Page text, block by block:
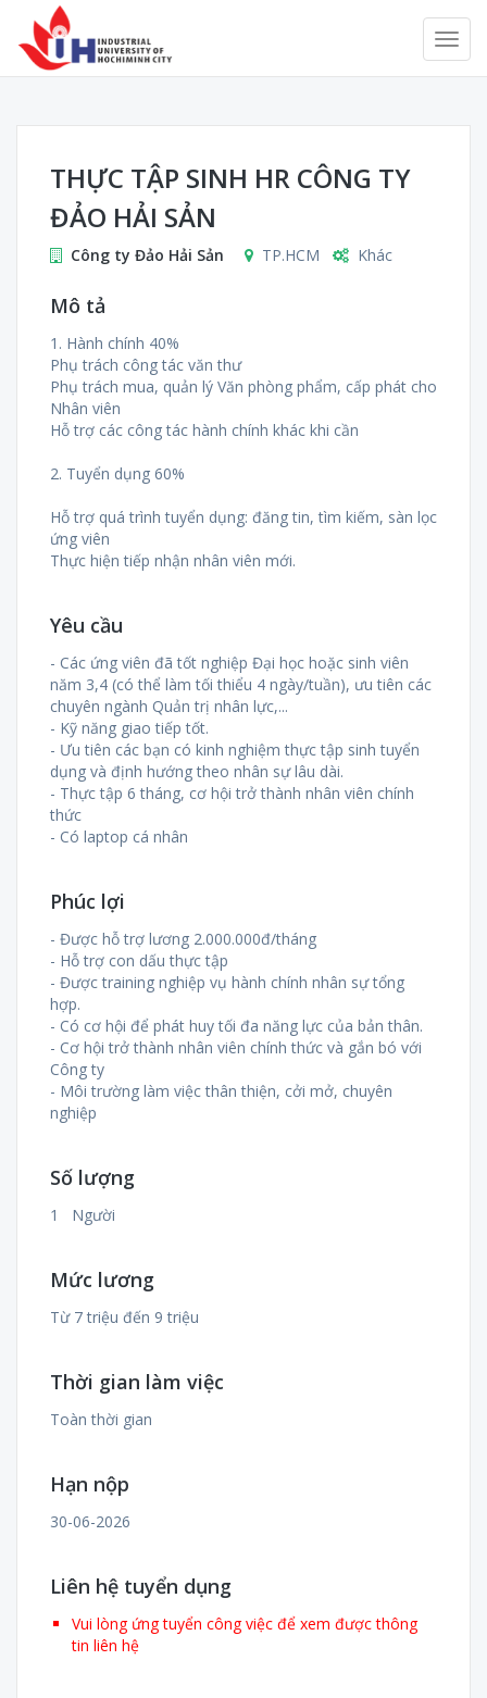
THỰC TẬP SINH HR CÔNG TY
ĐẢO HẢI SẢN
Công ty Đảo Hải Sản TP.HCM Khác
Mô tả
1. Hành chính 40%
Phụ trách công tác văn thư
Phụ trách mua, quản lý Văn phòng phẩm, cấp phát cho
Nhân viên
Hỗ trợ các công tác hành chính khác khi cần
2. Tuyển dụng 60%
Hỗ trợ quá trình tuyển dụng: đăng tin, tìm kiếm, sàn lọc
ứng viên
Thực hiện tiếp nhận nhân viên mới.
Yêu cầu
- Các ứng viên đã tốt nghiệp Đại học hoặc sinh viên
năm 3,4 (có thể làm tối thiểu 4 ngày/tuần), ưu tiên các
chuyên ngành Quản trị nhân lực,...
- Kỹ năng giao tiếp tốt.
- Ưu tiên các bạn có kinh nghiệm thực tập sinh tuyển
dụng và định hướng theo nhân sự lâu dài.
- Thực tập 6 tháng, cơ hội trở thành nhân viên chính
thức
- Có laptop cá nhân
Phúc lợi
- Được hỗ trợ lương 2.000.000đ/tháng
- Hỗ trợ con dấu thực tập
- Được training nghiệp vụ hành chính nhân sự tổng
hợp.
- Có cơ hội để phát huy tối đa năng lực của bản thân.
- Cơ hội trở thành nhân viên chính thức và gắn bó với
Công ty
- Môi trường làm việc thân thiện, cởi mở, chuyên
nghiệp
Số lượng
1 Người
Mức lương
Từ 7 triệu đến 9 triệu
Thời gian làm việc
Toàn thời gian
Hạn nộp
30-06-2026
Liên hệ tuyển dụng
Vui lòng ứng tuyển công việc để xem được thông
tin liên hệ